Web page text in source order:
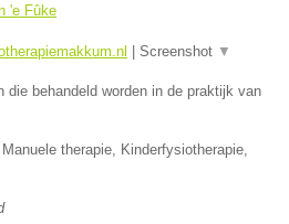
'e Fûke
| Screenshot ▼
die behandeld worden in de praktijk van
therapie, Kinderfysiotherapie,